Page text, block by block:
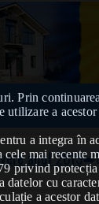
Prin
utilizare a
a integra în
mai recente
privind
datelor cu
a acestor
anul 2019